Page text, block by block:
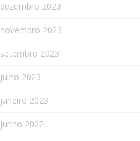
dezembro 2023
novembro 2023
setembro 2023
julho 2023
janeiro 2023
junho 2022